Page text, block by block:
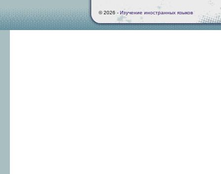
© 2026 - Изучение иностранных языков